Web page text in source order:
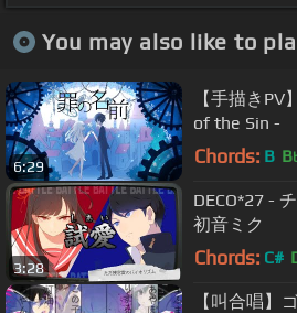
You may also like to
6:29
【手描き
of the Sin -
Chords: B B
3:28
DECO*27 -
初音ミク
Chords: C#
【叫合唱】